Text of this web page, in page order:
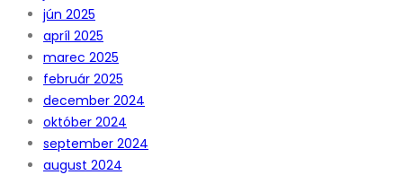
jún 2025
apríl 2025
marec 2025
február 2025
december 2024
október 2024
september 2024
august 2024